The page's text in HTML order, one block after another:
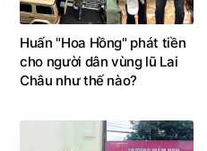
Huấn "Hoa Hồng" phát tiền
cho người dân vùng lũ Lai
Châu như thế nào?